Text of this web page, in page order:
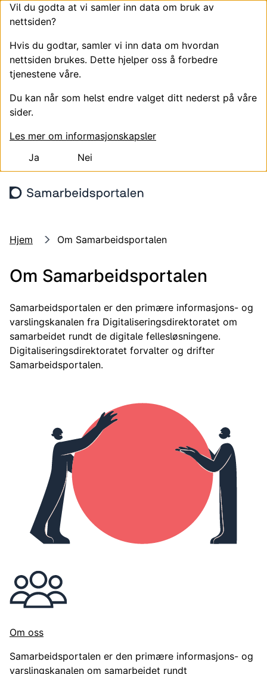
Vil du godta at vi samler inn data om bruk av
nettsiden?
Hvis du godtar, samler vi inn data om hvordan
nettsiden brukes. Dette hjelper oss å forbedre
tjenestene våre.
Du kan når som helst endre valget ditt nederst på våre
sider.
Les mer om informasjonskapsler
Ja
Nei
Hjem Om Samarbeidsportalen
Om Samarbeidsportalen
Samarbeidsportalen er den primære informasjons- og
varslingskanalen fra Digitaliseringsdirektoratet om
samarbeidet rundt de digitale fellesløsningene.
Digitaliseringsdirektoratet forvalter og drifter
Samarbeidsportalen.
Samarbeidsportalen er den primære informasjons- og
Om oss
Samarbeidsportalen er den primære informasjons- og
varslingskanalen om samarbeidet rundt